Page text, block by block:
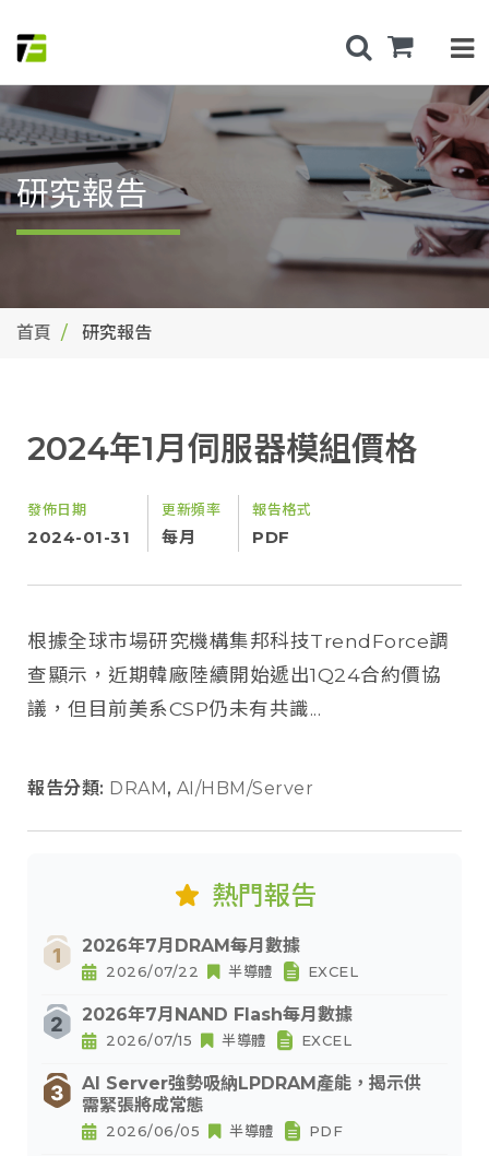
研究報告
首頁 研究報告
2024年1月伺服器模組價格
發佈日期
2024-01-31
更新頻率
每月
報告格式
PDF
根據全球市場研究機構集邦科技TrendForce調
查顯示，近期韓廠陸續開始遞出1Q24合約價協
議，但目前美系CSP仍未有共識...
報告分類: DRAM, AI/HBM/Server
熱門報告
2026年7月DRAM每月數據
2026/07/22 半導體 EXCEL
2026年7月NAND Flash每月數據
2026/07/15 半導體 EXCEL
AI Server強勢吸納LPDRAM產能，揭示供
需緊張將成常態
2026/06/05 半導體 PDF